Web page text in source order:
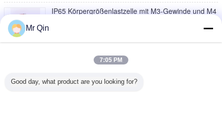
IP65 Körpergrößenlastzelle mit M3-Gewinde und M4
Durchmesser und M3 Gewinde-Loch-Anbau
Mr Qin
7:05 PM
Good day, what product are you looking for?